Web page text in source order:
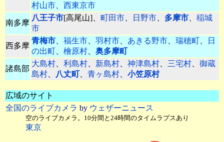
村山市、 西東京市
南多摩
八王子市[高尾山]、 町田市、 日野市、 多摩市、 稲城
市
西多摩
青梅市、 福生市、 羽村市、 あきる野市、 瑞穂町、
日
の出町、 檜原村、 奥多摩町
諸島部
大島村、 利島村、 新島村、 神津島村、 三宅村、 御蔵
島村、 八丈町、 青ヶ島村、 小笠原村
広域のサイト
全国のライブカメラ by ウェザーニュース
空のライブカメラ。10分間と24時間のタイムラプスあり
東京